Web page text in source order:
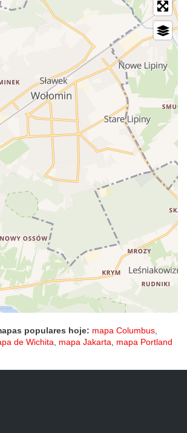
populares hoje: mapa Columbus,
de Wichita, mapa Jakarta, mapa Portland